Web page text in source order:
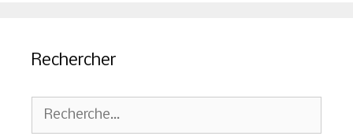
Rechercher
Rechercher :